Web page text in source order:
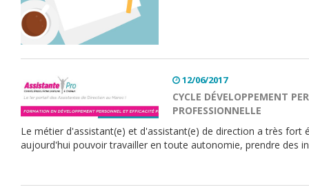
12/06/2017
CYCLE DÉVELOPPEMENT
PROFESSIONNELLE
Le métier d'assistant(e) et d'assistant(e) de direction a très fort
aujourd'hui pouvoir travailler en toute autonomie, prendre des